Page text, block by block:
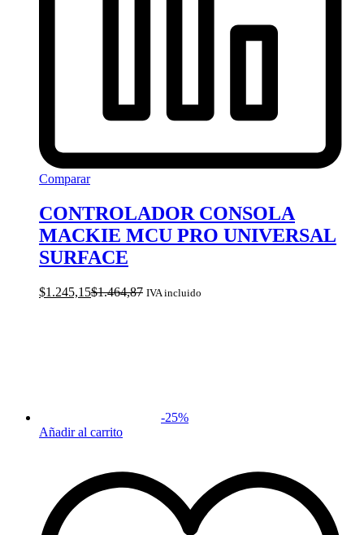
Comparar
CONTROLADOR CONSOLA
MACKIE MCU PRO UNIVERSAL
SURFACE
$1.245,15$1.464,87 IVA incluido
-25%
Añadir al carrito